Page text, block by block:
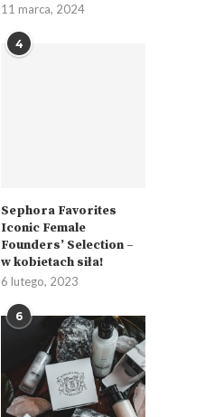
11 marca, 2024
4
Sephora Favorites
Iconic Female
Founders’ Selection –
w kobietach siła!
6 lutego, 2023
6